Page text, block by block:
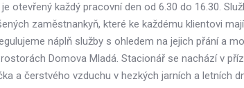
otevřený každý pracovní den od 6.30 do 16.30.
zaměstnankyň, které ke každému klientovi
náplň služby s ohledem na jejich přání a
Domova Mladá. Stacionář se nachází v
a čerstvého vzduchu v hezkých jarních a letních